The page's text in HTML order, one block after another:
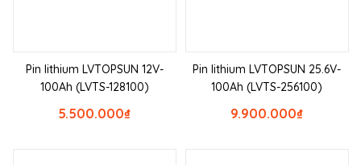
Pin lithium LVTOPSUN 12V-
100Ah (LVTS-128100)
₫
5.500.000
Pin lithium LVTOPSUN 25.6V-
100Ah (LVTS-256100)
₫
9.900.000